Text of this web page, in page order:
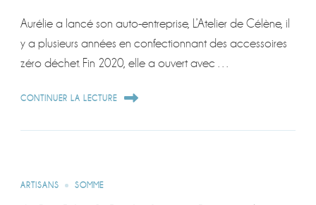
Aurélie a lancé son auto-entreprise, L’Atelier de Célène, il
y a plusieurs années en confectionnant des accessoires
zéro déchet. Fin 2020, elle a ouvert avec …
CONTINUER LA LECTURE
ARTISANS SOMME